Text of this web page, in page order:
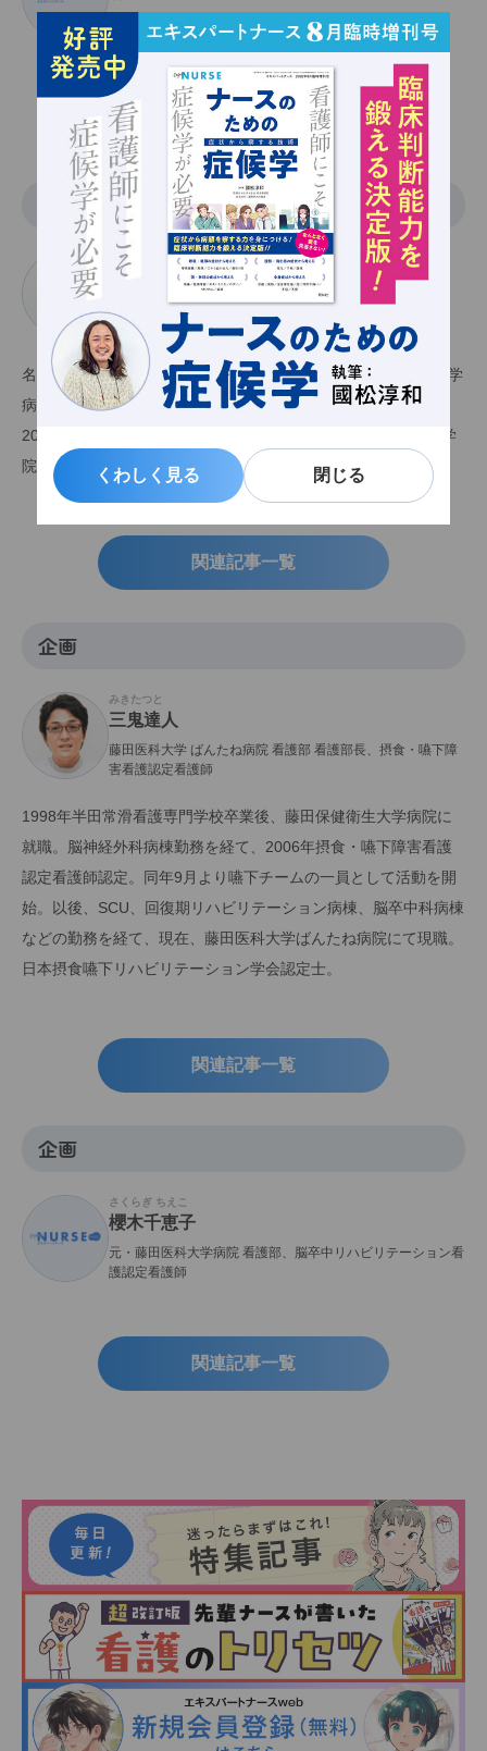
くわしく見る 閉じる
くわしく見る 閉じる
藤田医科大学医学部 脳神経外科学 教授
関連記事一覧
執筆
かわいゆうすけ
藤田医科大学病院 看護部 看護科長、集中ケア認定看護師
名古屋大学医学部保健学科看護学専攻卒業後、藤田保健衛生大学
病院（現：藤田医科大学病院）へ就職。ICU、HCU等で勤務。
2013年集中ケア認定看護師の資格取得。2019年名古屋大学大学
院医学系研究科博士前期課程看護学専攻卒業。
関連記事一覧
企画
みきたつと
三鬼達人
藤田医科大学 ばんたね病院 看護部 看護部長、摂食・嚥下障
害看護認定看護師
1998年半田常滑看護専門学校卒業後、藤田保健衛生大学病院に
就職。脳神経外科病棟勤務を経て、2006年摂食・嚥下障害看護
認定看護師認定。同年9月より嚥下チームの一員として活動を開
始。以後、SCU、回復期リハビリテーション病棟、脳卒中科病棟
などの勤務を経て、現在、藤田医科大学ばんたね病院にて現職。
日本摂食嚥下リハビリテーション学会認定士。
関連記事一覧
企画
さくらぎ ちえこ
櫻木千恵子
元・藤田医科大学病院 看護部、脳卒中リハビリテーション看
護認定看護師
関連記事一覧